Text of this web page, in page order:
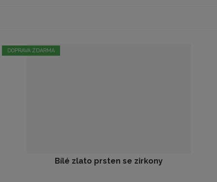
DOPRAVA ZDARMA
Bílé zlato prsten se zirkony